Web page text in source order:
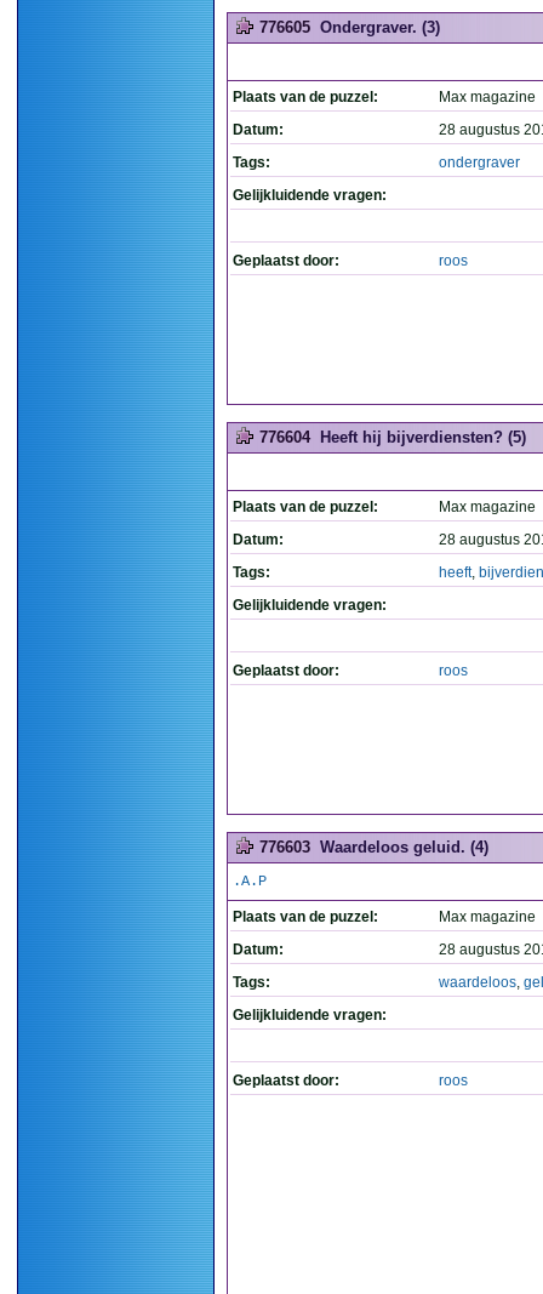
776605 Ondergraver. (3)
Plaats van de puzzel:
Max magazine
Datum:
28 augustus
Tags:
ondergraver
Gelijkluidende vragen:
Geplaatst door: roos
776604 Heeft hij bijverdiensten? (5)
Plaats van de puzzel:
Max magazine
Datum:
28 augustus
Tags:
heeft,
Gelijkluidende vragen:
Geplaatst door: roos
776603 Waardeloos geluid. (4)
.A.P
Plaats van de puzzel:
Max magazine
Datum:
28 augustus
Tags:
waardeloos,
Gelijkluidende vragen:
Geplaatst door: roos